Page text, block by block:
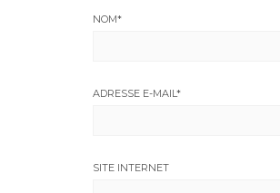
NOM*
ADRESSE E-MAIL*
SITE INTERNET